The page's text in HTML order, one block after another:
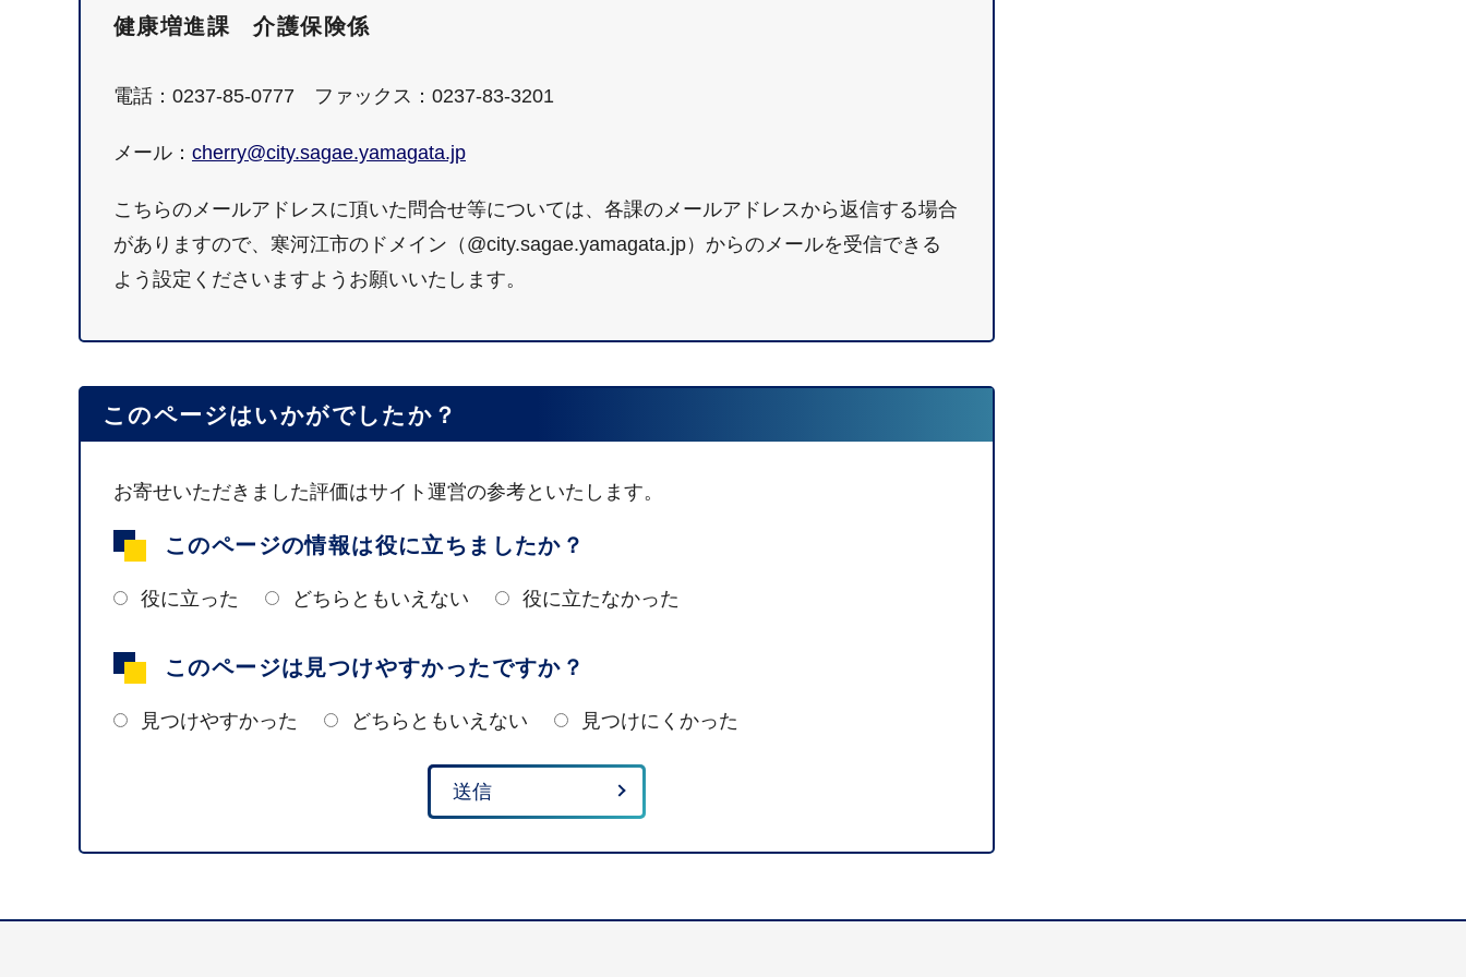
健康増進課 介護保険係
電話：0237-85-0777 ファックス：0237-83-3201
メール： cherry@city.sagae.yamagata.jp
こちらのメールアドレスに頂いた問合せ等については、各課のメールアドレスから返信する場合
がありますので、寒河江市のドメイン（@city.sagae.yamagata.jp）からのメールを受信できる
よう設定くださいますようお願いいたします。
このページはいかがでしたか？
お寄せいただきました評価はサイト運営の参考といたします。
このページの情報は役に立ちましたか？
役に立った どちらともいえない 役に立たなかった
このページは見つけやすかったですか？
見つけやすかった どちらともいえない 見つけにくかった